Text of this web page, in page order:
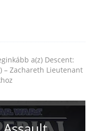
a(z) Descent:
– Zachareth Lieutenant